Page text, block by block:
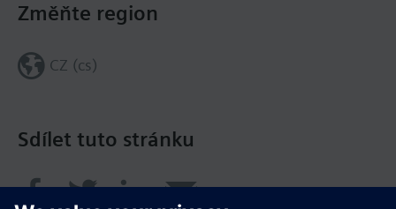
Sdílet tuto stránku
Změňte region
CZ (cs)